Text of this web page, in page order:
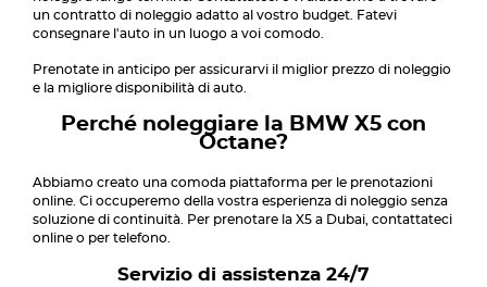
un contratto di noleggio adatto al vostro budget. Fatevi
consegnare l'auto in un luogo a voi comodo.
Prenotate in anticipo per assicurarvi il miglior prezzo di noleggio
e la migliore disponibilità di auto.
Perché noleggiare la BMW X5 con
Octane?
Abbiamo creato una comoda piattaforma per le prenotazioni
online. Ci occuperemo della vostra esperienza di noleggio senza
soluzione di continuità. Per prenotare la X5 a Dubai, contattateci
online o per telefono.
Servizio di assistenza 24/7